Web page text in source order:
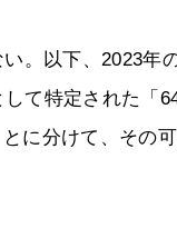
。以下、2023年
て特定された「
に分けて、その